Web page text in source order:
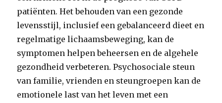
patiënten. Het behouden van een gezonde
levensstijl, inclusief een gebalanceerd dieet en
regelmatige lichaamsbeweging, kan de
symptomen helpen beheersen en de algehele
gezondheid verbeteren. Psychosociale steun
van familie, vrienden en steungroepen kan de
emotionele last van het leven met een